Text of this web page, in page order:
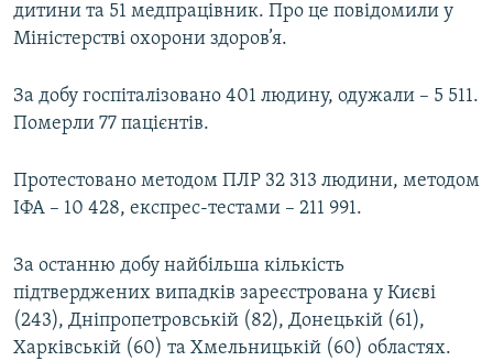
дитини та 51 медпрацівник. Про це повідомили у
Міністерстві охорони здоров’я.
За добу госпіталізовано 401 людину, одужали – 5 511.
Померли 77 пацієнтів.
Протестовано методом ПЛР 32 313 людини, методом
ІФА – 10 428, експрес-тестами – 211 991.
За останню добу найбільша кількість
підтверджених випадків зареєстрована у Києві
(243), Дніпропетровській (82), Донецькій (61),
Харківській (60) та Хмельницькій (60) областях.